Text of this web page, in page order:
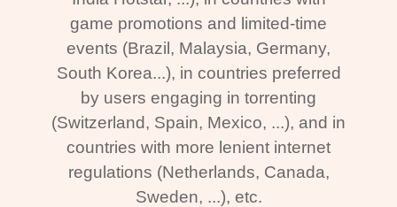
game promotions and limited-time
events (Brazil, Malaysia, Germany,
South Korea...), in countries preferred
by users engaging in torrenting
(Switzerland, Spain, Mexico, ...), and in
countries with more lenient internet
regulations (Netherlands, Canada,
Sweden, ...), etc.